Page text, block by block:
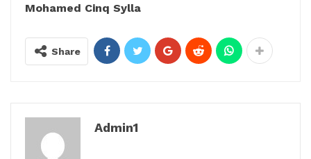
Mohamed Cinq Sylla
Share
Admin1